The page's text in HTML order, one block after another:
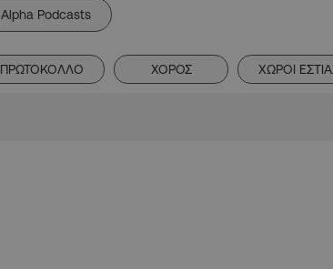
Alpha Podcasts
ΠΡΩΤΟΚΟΛΛΟ ΧΟΡΟΣ ΧΩΡΟΙ